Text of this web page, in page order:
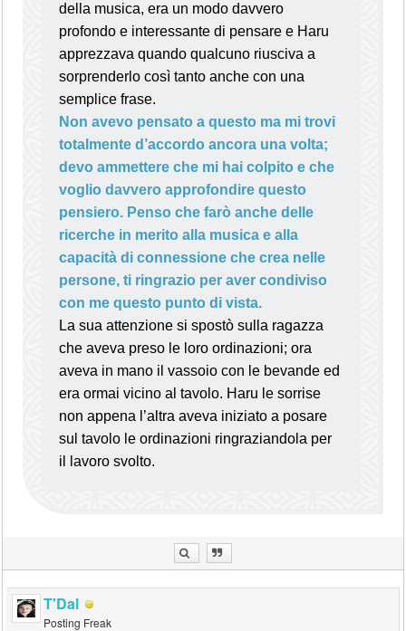
della musica, era un modo davvero
profondo e interessante di pensare e Haru
apprezzava quando qualcuno riusciva a
sorprenderlo così tanto anche con una
semplice frase.
Non avevo pensato a questo ma mi trovi
totalmente d’accordo ancora una volta;
devo ammettere che mi hai colpito e che
voglio davvero approfondire questo
pensiero. Penso che farò anche delle
ricerche in merito alla musica e alla
capacità di connessione che crea nelle
persone, ti ringrazio per aver condiviso
con me questo punto di vista.
La sua attenzione si spostò sulla ragazza
che aveva preso le loro ordinazioni; ora
aveva in mano il vassoio con le bevande ed
era ormai vicino al tavolo. Haru le sorrise
non appena l’altra aveva iniziato a posare
sul tavolo le ordinazioni ringraziandola per
il lavoro svolto.
T'Dal
Posting Freak